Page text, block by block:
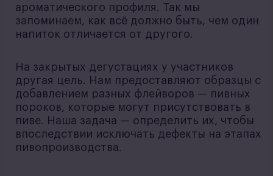
ароматического профиля. Так мы
запоминаем, как всё должно быть, чем один
напиток отличается от другого.
На закрытых дегустациях у участников
другая цель. Нам предоставляют образцы с
добавлением разных флейворов — пивных
пороков, которые могут присутствовать в
пиве. Наша задача — определить их, чтобы
впоследствии исключать дефекты на этапах
пивопроизводства.